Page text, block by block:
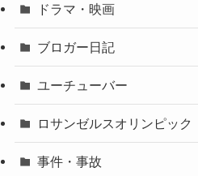
ドラマ・映画
ブロガー日記
ユーチューバー
ロサンゼルスオリンピック
事件・事故